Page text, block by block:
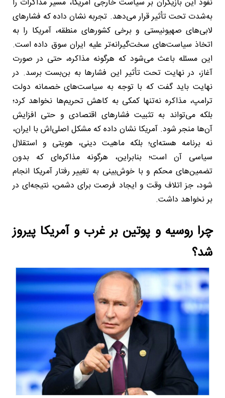
نفوذ این بازیگران بر سیاست خارجی آمریکا، مسیر مذاکرات را
به‌شدت تحت تأثیر قرار می‌دهد. تجربه نشان داده که فشارهای
لابی‌های صهیونیستی و برخی کشورهای منطقه، آمریکا را به
اتخاذ سیاست‌های سخت‌گیرانه‌تر علیه ایران سوق داده است.
این مسئله باعث می‌شود که هرگونه مذاکره، حتی در صورت
آغاز، در نهایت تحت تأثیر این فشارها به بن‌بست برسد. در
نهایت باید گفت که با توجه به سیاست‌های خصمانه دولت
ترامپ، مذاکره نه‌تنها کمکی به کاهش تحریم‌ها نخواهد کرد؛
بلکه می‌تواند به تثبیت فشارهای اقتصادی و حتی افزایش
آن‌ها منجر شود. آمریکا نشان داده که مشکل اصلی‌اش با ایران،
نه برنامه هسته‌ای؛ بلکه ماهیت دینی، هویتی و استقلال
سیاسی آن است؛ بنابراین، هرگونه مذاکره‌ای که بدون
تضمین‌های محکم و با خوش‌بینی به تغییر رفتار آمریکا انجام
شود، جز اتلاف وقت و ایجاد فرصت برای دشمن، نتیجه‌ای در
بر نخواهد داشت.
چرا روسیه و پوتین بر غرب و آمریکا پیروز
شد؟